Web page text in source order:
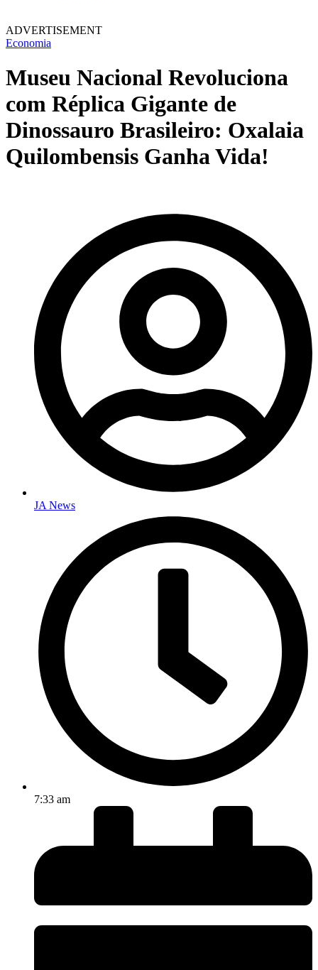
ADVERTISEMENT
Economia
Museu Nacional Revoluciona
com Réplica Gigante de
Dinossauro Brasileiro: Oxalaia
Quilombensis Ganha Vida!
JA News
7:33 am